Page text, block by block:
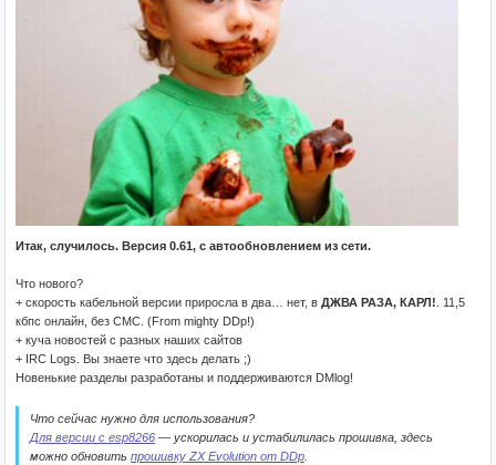
Итак, случилось. Версия 0.61, с автообновлением из сети.
Что нового?
+ скорость кабельной версии приросла в два… нет, в ДЖВА РАЗА, КАРЛ!. 11,5
кбпс онлайн, без СМС. (From mighty DDp!)
+ куча новостей с разных наших сайтов
+ IRC Logs. Вы знаете что здесь делать ;)
Новенькие разделы разработаны и поддерживаются DMlog!
Что сейчас нужно для использования?
Для версии с esp8266 — ускорилась и устабилилась прошивка, здесь
можно обновить прошивку ZX Evolution от DDp.